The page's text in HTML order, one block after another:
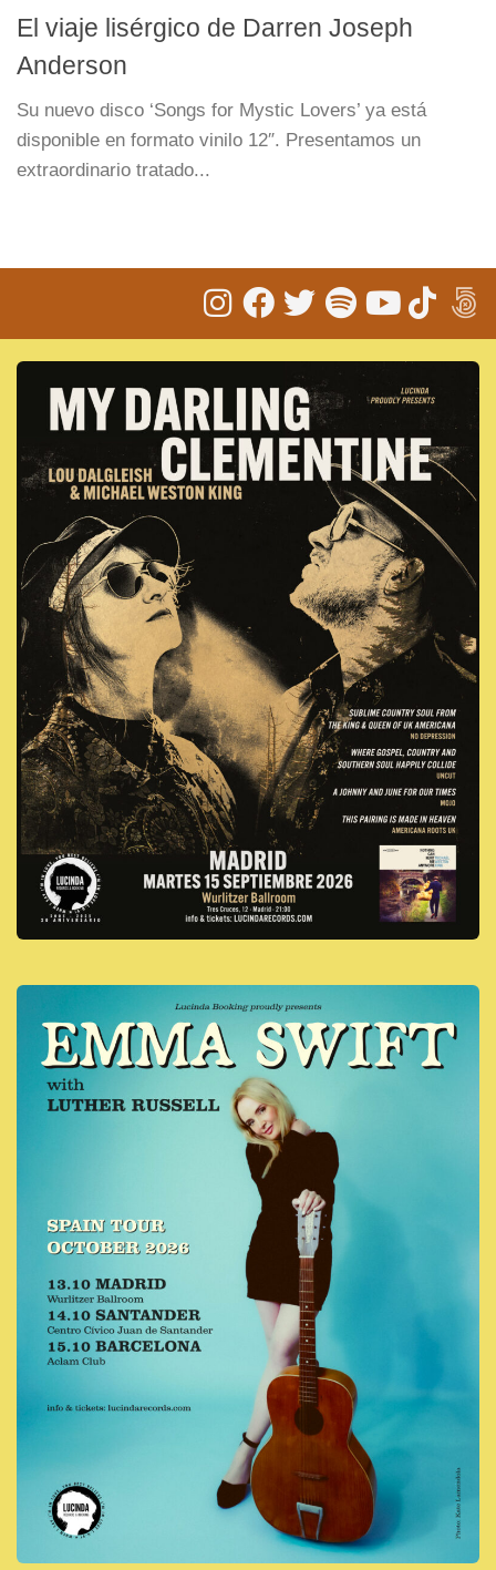
El viaje lisérgico de Darren Joseph
Anderson
Su nuevo disco ‘Songs for Mystic Lovers’ ya está
disponible en formato vinilo 12″. Presentamos un
extraordinario tratado...